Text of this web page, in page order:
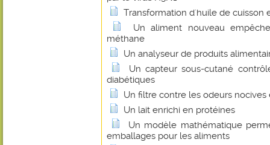
Transformation d'huile de cuisson
Un aliment nouveau
méthane
Un analyseur de produits
Un capteur sous-cutané
diabétiques
Un filtre contre les odeurs nocives
Un lait enrichi en protéines
Un modèle mathématique
emballages pour les aliments